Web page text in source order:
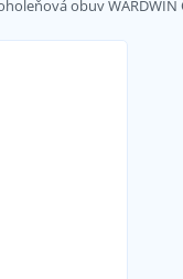
obuv WARDWIN